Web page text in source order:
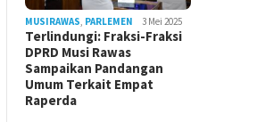
MUSIRAWAS, PARLEMEN 3 Mei 2025
Terlindungi: Fraksi-Fraksi
DPRD Musi Rawas
Sampaikan Pandangan
Umum Terkait Empat
Raperda